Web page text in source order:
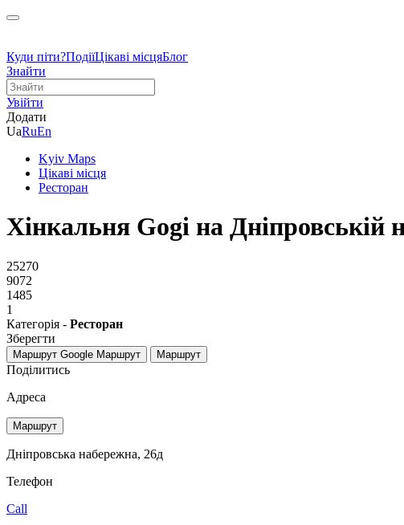
Куди піти?ПодіїЦікаві місцяБлог
Знайти
Увійти
Додати
UaRuEn
Kyiv Maps
Цікаві місця
Ресторан
Хiнкальня Gogi на Дніпровській
25270
9072
1485
1
Категорія - Ресторан
Зберегти
Маршрут Google Маршрут Маршрут
Поділитись
Адреса
Маршрут
Дніпровська набережна, 26д
Телефон
Call